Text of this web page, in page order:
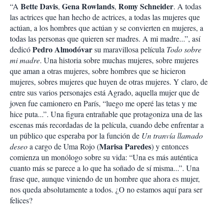
m
p
a
r
t
i
r
“A Bette Davis, GenaRowlands, RomySchneider. A todas
las actrices que han hecho de actrices, a todas las mujeres que
actúan, a los hombres que actúan y se convierten en mujeres, a
todas las personas que quieren ser madres. A mi madre...”, así
dedicóPedroAlmodóvarsu maravillosa película Todo sobre
mi madre. Una historia sobre muchas mujeres, sobre mujeres
que aman a otras mujeres, sobre hombres que se hicieron
mujeres, sobres mujeres que huyen de otras mujeres. Y claro, de
entre sus varios personajes está Agrado, aquella mujer que de
joven fue camionero en París, “luego me operé las tetas y me
hice puta...”. Una figura entrañable que protagoniza una de las
escenas más recordadas de la película, cuando debe enfrentar a
un público que esperaba por la función de Un tranvía llamado
deseoa cargo de Uma Rojo (Marisa Paredes) y entonces
comienza un monólogo sobre su vida: “Una es más auténtica
cuanto más se parece a lo que ha soñado de sí misma...”. Una
frase que, aunque viniendo de un hombre que ahora es mujer,
nos queda absolutamente a todos. ¿O no estamos aquí para ser
felices?